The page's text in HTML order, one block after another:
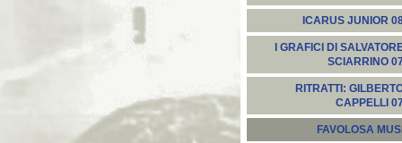
ICARUS JUNIOR
I GRAFICI DI
SCIARRINO 07
RITRATTI:
CAPPELLI 07
FAVOLOSA